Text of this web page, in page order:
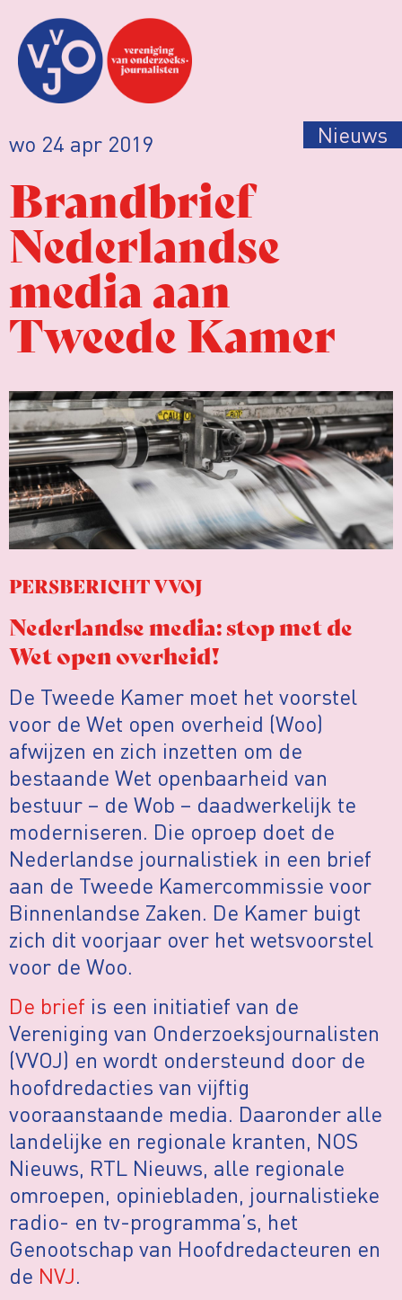
wo 24 apr 2019 Nieuws
Brandbrief
Nederlandse
media aan
Tweede Kamer
PERSBERICHT VVOJ
Nederlandse media: stop met de
Wet open overheid!
De Tweede Kamer moet het voorstel
voor de Wet open overheid (Woo)
afwijzen en zich inzetten om de
bestaande Wet openbaarheid van
bestuur – de Wob – daadwerkelijk te
moderniseren. Die oproep doet de
Nederlandse journalistiek in een brief
aan de Tweede Kamercommissie voor
Binnenlandse Zaken. De Kamer buigt
zich dit voorjaar over het wetsvoorstel
voor de Woo.
De brief is een initiatief van de
Vereniging van Onderzoeksjournalisten
(VVOJ) en wordt ondersteund door de
hoofdredacties van vijftig
vooraanstaande media. Daaronder alle
landelijke en regionale kranten, NOS
Nieuws, RTL Nieuws, alle regionale
omroepen, opiniebladen, journalistieke
radio- en tv-programma’s, het
Genootschap van Hoofdredacteuren en
de NVJ.